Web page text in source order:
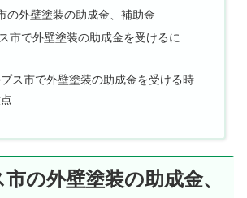
の外壁塗装の助成金、補助金
市で外壁塗装の助成金を受けるに
ス市で外壁塗装の助成金を受ける時
の外壁塗装の助成金、